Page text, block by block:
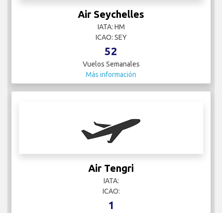
Air Seychelles
IATA: HM
ICAO: SEY
52
Vuelos Semanales
Más información
Air Tengri
IATA:
ICAO:
1